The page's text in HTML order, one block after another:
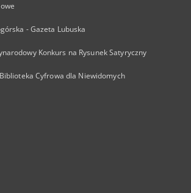
- Gazeta Lubuska
Konkurs na Rysunek Satyryczny
Cyfrowa dla Niewidomych